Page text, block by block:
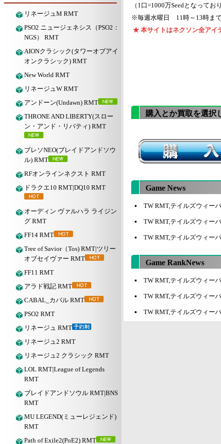
リネージュM RMT
PSO2 ニュージェネシス（PSO2：
NGS） RMT
AIONクラシック(タワーオブアイ
オンクラシック) RMT
New World RMT
リネージュW RMT
アンドーン(Undawn) RMT
THRONE AND LIBERTY(スロー
ン・アンド・リバティ) RMT
ブレソNEO(ブレイドアンドソウ
ル) RMT
RFオンラインネクスト RMT
ドラクエ10 RMT|DQ10 RMT
オーディン ヴァルハラ ライジン
グ RMT
FF14 RMT
Tree of Savior（Tos) RMT|ツリー
オブセイヴァー RMT
FF11 RMT
アラド戦記 RMT
CABAL_カバル RMT
PSO2 RMT
リネージュ RMT
リネージュ2 RMT
リネージュ2 クラシック RMT
LOL RMT|League of Legends
RMT
ブレイドアンドソウル RMT|BNS
RMT
MU LEGEND(ミューレジェンド)
RMT
Path of Exile2(PoE2) RMT
（1口=1000万Seedとなってお
※毎週水曜日 11時～13時まで
★ 本サイトはネクソン全アイ
購入とか買取を選択
Game News
TW RMT,テイルズウィー
TW RMT,テイルズウィー
TW RMT,テイルズウィー
Game RankNews
TW RMT,テイルズウィー
TW RMT,テイルズウィー
TW RMT,テイルズウィー